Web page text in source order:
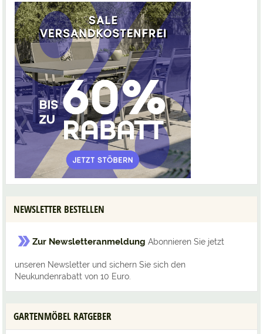
NEWSLETTER BESTELLEN
Zur Newsletteranmeldung Abonnieren Sie jetzt
unseren Newsletter und sichern Sie sich den
Neukundenrabatt von 10 Euro.
GARTENMÖBEL RATGEBER